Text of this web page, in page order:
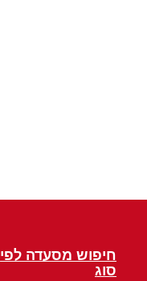
חיפוש מסעדה לפי
סוג